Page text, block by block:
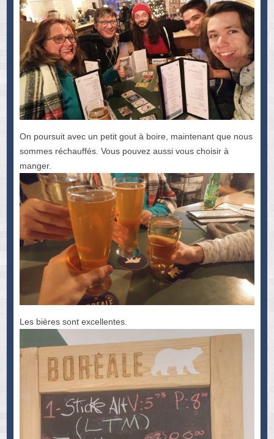
On poursuit avec un petit gout à boire, maintenant que nous
sommes réchauffés. Vous pouvez aussi vous choisir à
manger.
Les bières sont excellentes.